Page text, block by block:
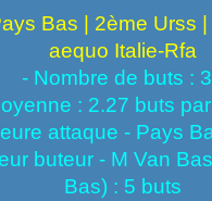
Bas | 2ème Urss
aequo Italie-Rfa
- Nombre de buts :
: 2.27 buts
attaque - Pays
buteur - M Van
Bas) : 5 buts